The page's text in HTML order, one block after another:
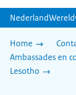
Home
Ambassades en
Lesotho